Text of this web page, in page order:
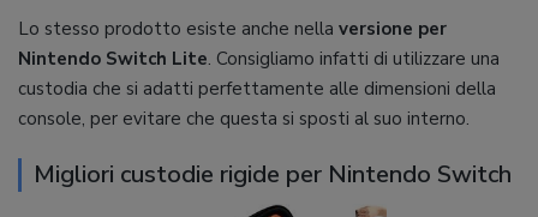
Lo stesso prodotto esiste anche nella versione per
Nintendo Switch Lite. Consigliamo infatti di utilizzare una
custodia che si adatti perfettamente alle dimensioni della
console, per evitare che questa si sposti al suo interno.
Migliori custodie rigide per Nintendo Switch